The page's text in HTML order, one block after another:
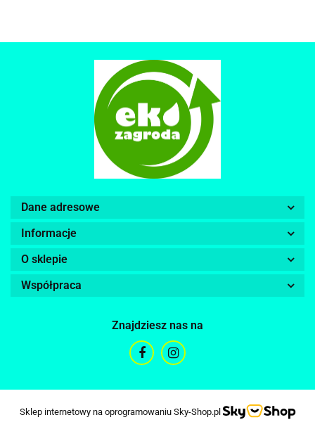
Dane adresowe
Informacje
O sklepie
Współpraca
Znajdziesz nas na
Sklep internetowy na oprogramowaniu Sky-Shop.pl